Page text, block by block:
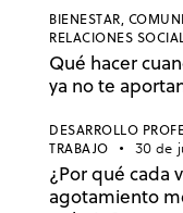
BIENESTAR,
RELACIONES
Qué hacer
ya no te
DESARROLLO
TRABAJO
30 de
¿Por qué cada
agotamiento